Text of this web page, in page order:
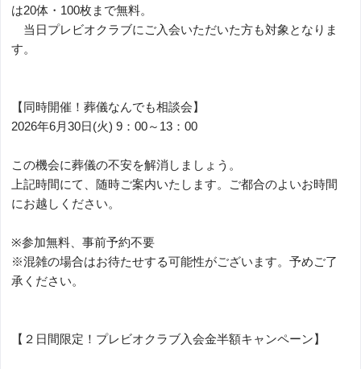
は20体・100枚まで無料。
当日プレビオクラブにご入会いただいた方も対象となりま
す。
【同時開催！葬儀なんでも相談会】
2026年6月30日(火) 9：00～13：00
この機会に葬儀の不安を解消しましょう。
上記時間にて、随時ご案内いたします。ご都合のよいお時間
にお越しください。
※参加無料、事前予約不要
※混雑の場合はお待たせする可能性がございます。予めご了
承ください。
【２日間限定！プレビオクラブ入会金半額キャンペーン】